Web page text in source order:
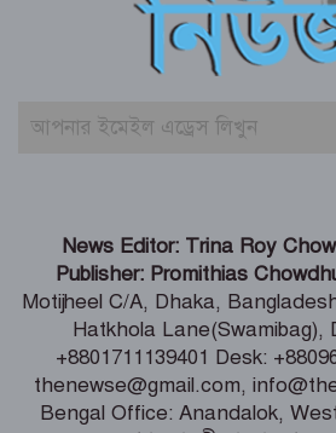
শৈলকুপায় ৩ হাজার
গ্রীষ্মকালীন
নারীকে জোরপূর্বক
কর্মীর ভিডিও
দেশে হাম ও
মালয়েশিয়ার উপ-
হাইকমিশনারের
News Editor: Trina Roy
Publisher: Promithias
Motijheel C/A, Dhaka,
Hatkhola Lane(Swamibag),
+8801711139401 Desk:
thenewse@gmail.com,
Bengal Office: Anandalok,